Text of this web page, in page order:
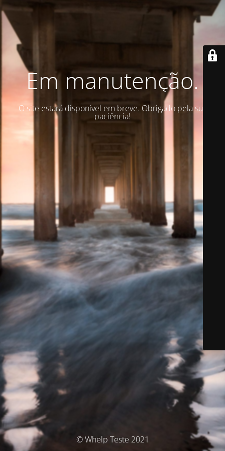
Em manutenção.
O site estará disponível em breve. Obrigado pela sua
paciência!
© Whelp Teste 2021